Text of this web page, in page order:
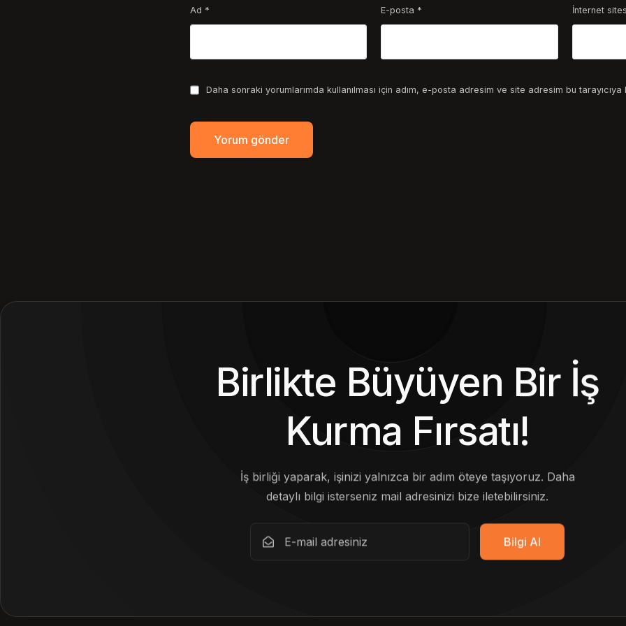
Ad * E-posta * İnternet
Daha sonraki yorumlarımda kullanılması için adım, e-posta adresim ve site adresim bu tarayıcıya
Birlikte Büyüyen Bir İş
Kurma Fırsatı!
İş birliği yaparak, işinizi yalnızca bir adım öteye taşıyoruz. Daha
detaylı bilgi isterseniz mail adresinizi bize iletebilirsiniz.
Bilgi Al